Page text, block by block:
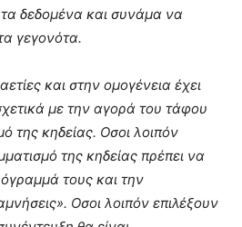
δεδομένα και συνάμα να
γεγονότα.
και στην ομογένεια έχει
με την αγορά του τάφου
της κηδείας. Οσοι λοιπόν
της κηδείας πρέπει να
τους και την
Οσοι λοιπόν επιλέξουν